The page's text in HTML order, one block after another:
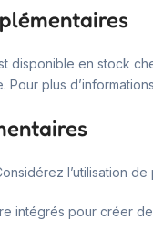
disponible en stock
plus
l’utilisation
intégrés pour créer